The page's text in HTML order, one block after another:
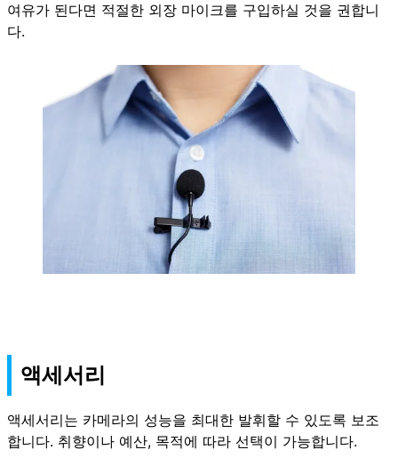
여유가 된다면 적절한 외장 마이크를 구입하실 것을 권합니
다.
액세서리
액세서리는 카메라의 성능을 최대한 발휘할 수 있도록 보조
합니다. 취향이나 예산, 목적에 따라 선택이 가능합니다.